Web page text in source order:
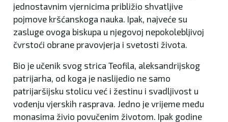
jednostavnim vjernicima približio shvatljive
pojmove kršćanskoga nauka. Ipak, najveće su
zasluge ovoga biskupa u njegovoj nepokolebljivoj
čvrstoći obrane pravovjerja i svetosti života.
Bio je učenik svog strica Teofila, aleksandrijskog
patrijarha, od koga je naslijedio ne samo
patrijaršijsku stolicu već i žestinu i svadljivost u
vođenju vjerskih rasprava. Jedno je vrijeme među
monasima živio povučenim životom. Ipak godine